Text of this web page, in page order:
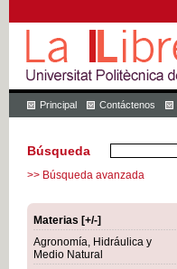
Principal Contáctenos
Búsqueda
>> Búsqueda avanzada
Materias [+/-]
Agronomía, Hidráulica y
Medio Natural